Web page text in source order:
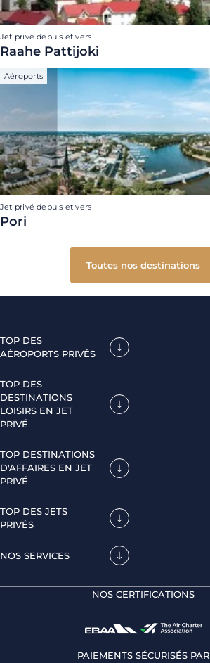
Jet privé depuis et vers
Raahe Pattijoki
Aéroports
Jet privé depuis et vers
Pori
Toutes nos destinations
TOP DES
AÉROPORTS PRIVÉS
TOP DES
DESTINATIONS
LOISIRS EN JET
PRIVÉ
TOP DESTINATIONS
D'AFFAIRES EN JET
PRIVÉ
TOP DES JETS
PRIVÉS
NOS SERVICES
NOS CERTIFICATIONS
PAIEMENTS SÉCURISÉS PAR